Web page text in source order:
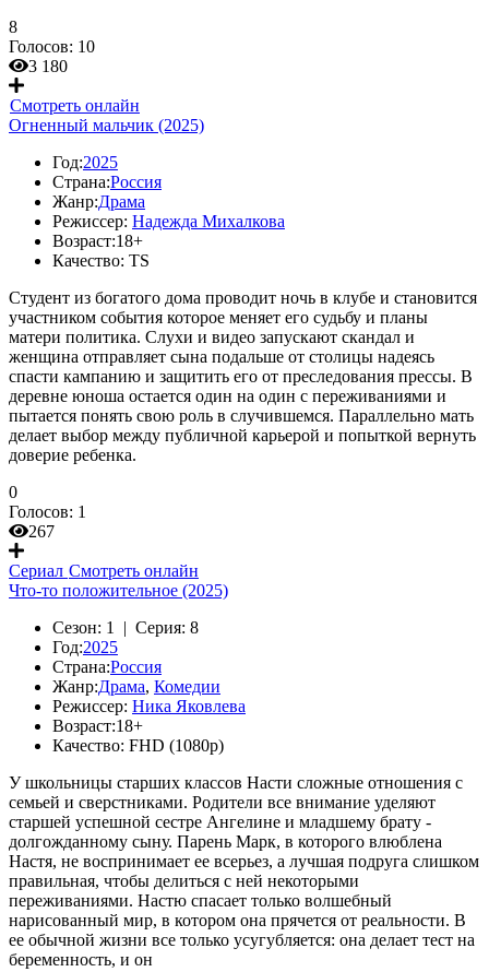
8
Голосов: 10
3 180
Смотреть онлайн
Огненный мальчик (2025)
Год:2025
Страна:Россия
Жанр:Драма
Режиссер: Надежда Михалкова
Возраст:18+
Качество: TS
Студент из богатого дома проводит ночь в клубе и становится
участником события которое меняет его судьбу и планы
матери политика. Слухи и видео запускают скандал и
женщина отправляет сына подальше от столицы надеясь
спасти кампанию и защитить его от преследования прессы. В
деревне юноша остается один на один с переживаниями и
пытается понять свою роль в случившемся. Параллельно мать
делает выбор между публичной карьерой и попыткой вернуть
доверие ребенка.
0
Голосов: 1
267
Сериал Смотреть онлайн
Что-то положительное (2025)
Сезон: 1 | Серия: 8
Год:2025
Страна:Россия
Жанр:Драма, Комедии
Режиссер: Ника Яковлева
Возраст:18+
Качество: FHD (1080p)
У школьницы старших классов Насти сложные отношения с
семьей и сверстниками. Родители все внимание уделяют
старшей успешной сестре Ангелине и младшему брату -
долгожданному сыну. Парень Марк, в которого влюблена
Настя, не воспринимает ее всерьез, а лучшая подруга слишком
правильная, чтобы делиться с ней некоторыми
переживаниями. Настю спасает только волшебный
нарисованный мир, в котором она прячется от реальности. В
ее обычной жизни все только усугубляется: она делает тест на
беременность, и он